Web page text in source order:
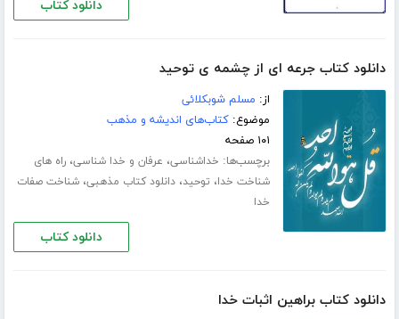
دانلود کتاب
دانلود کتاب جرعه ای از چشمه ی توحید
از: مسلم شوبکلائی
موضوع:کتاب‌های اندیشه و مذهب
۱۰۱ صفحه
برچسب‌ها: خداشناسی، عرفان و خدا شناسی،راه های
شناخت خدا، توحید،دانلود کتاب مذهبی،شناخت صفات
خدا
دانلود کتاب
دانلود کتاب براهین اثبات خدا